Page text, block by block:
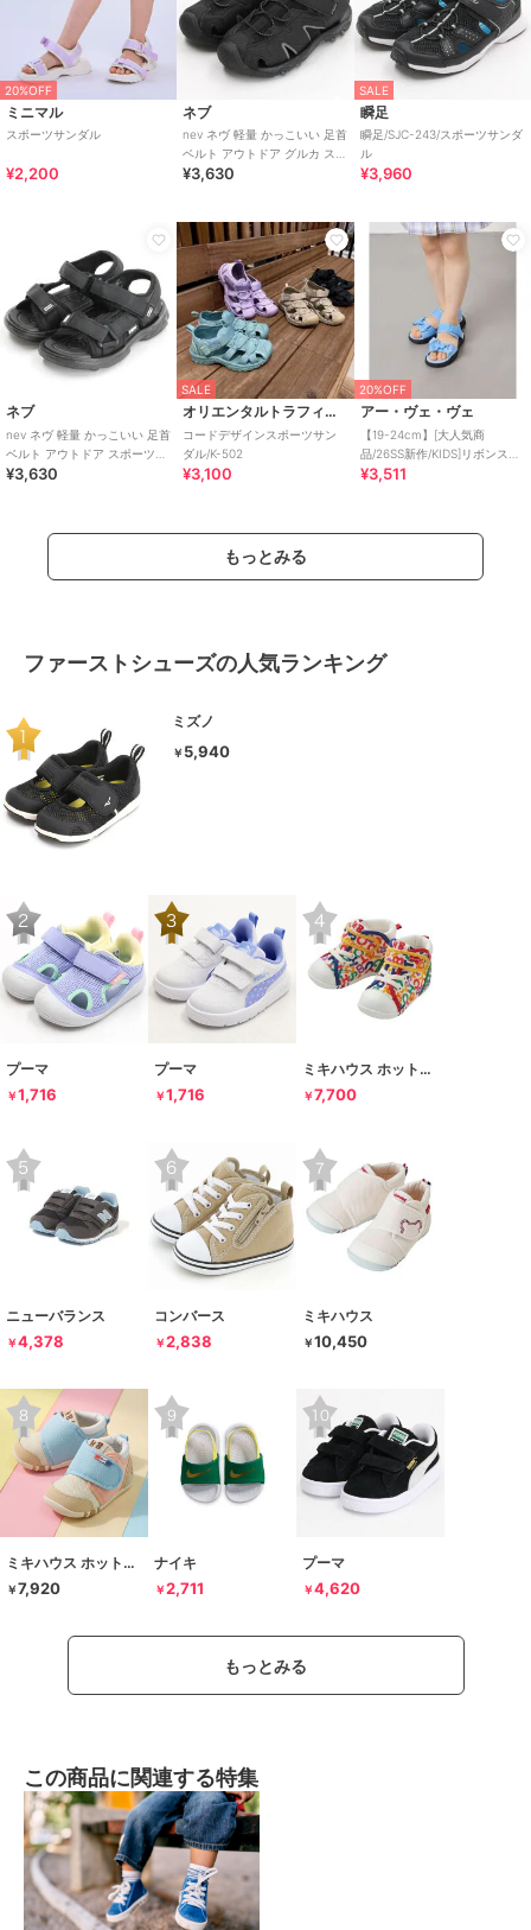
20%OFF
ミニマル
スポーツサンダル
¥2,200
ネブ
nev ネヴ 軽量 かっこいい 足首
ベルト アウトドア グルカ スポ
ーツサンダル nev-361
¥3,630
SALE
瞬足
瞬足/SJC-243/スポーツサンダ
ル
¥3,960
ネブ
nev ネヴ 軽量 かっこいい 足首
ベルト アウトドア スポーツサ
ンダル nev-389
¥3,630
SALE
オリエンタルトラフィック
コードデザインスポーツサン
ダル/K-502
¥3,100
20%OFF
アー・ヴェ・ヴェ
【19-24cm】[大人気商
品/26SS新作/KIDS]リボンスポ
サン
¥3,511
もっとみる
ファーストシューズの人気ランキング
ミズノ
￥ 5,940
プーマ
￥1,716
プーマ
￥1,716
ミキハウス ホットビスケッツ
￥7,700
ニューバランス
￥4,378
コンバース
￥2,838
ミキハウス
￥10,450
ミキハウス ホットビスケッツ
￥7,920
ナイキ
￥2,711
プーマ
￥4,620
もっとみる
この商品に関連する特集